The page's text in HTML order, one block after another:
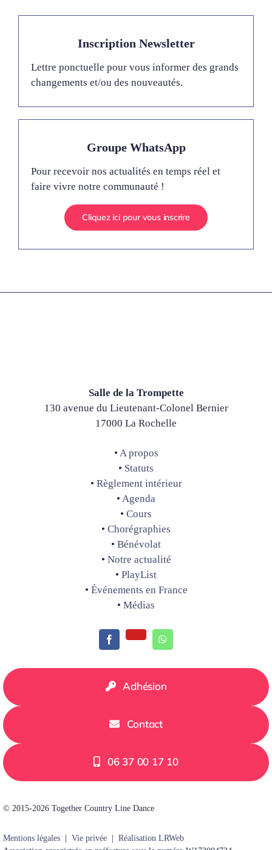
Inscription Newsletter
Lettre ponctuelle pour vous informer des grands
changements et/ou des nouveautés.
Groupe WhatsApp
Pour recevoir nos actualités en temps réel et
faire vivre notre communauté !
Cliquez ici pour vous inscrire
Salle de la Trompette
130 avenue du Lieutenant-Colonel Bernier
17000 La Rochelle
• A propos
• Statuts
• Règlement intérieur
• Agenda
• Cours
• Chorégraphies
• Bénévolat
• Notre actualité
• PlayList
• Événements en France
• Médias
Adhésion
Contact
06 37 00 17 10
© 2015-2026 Together Country Line Dance
Mentions légales| Vie privée| Réalisation LRWeb